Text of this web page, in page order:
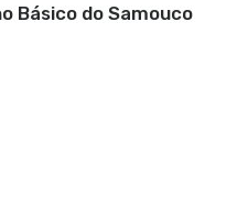
Básico do Samouco